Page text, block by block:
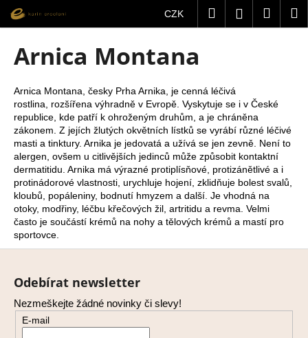
obsah
CZK HledatPřihlášení
Arnica Montana
Arnica Montana, česky Prha Arnika, je cenná léčivá
rostlina, rozšířena výhradně v Evropě. Vyskytuje se i v České
republice, kde patří k ohroženým druhům, a je chráněna
zákonem. Z jejích žlutých okvětních lístků se vyrábí různé léčivé
masti a tinktury. Arnika je jedovatá a užívá se jen zevně. Není to
alergen, ovšem u citlivějších jedinců může způsobit kontaktní
dermatitidu. Arnika má výrazné protiplísňové, protizánětlivé a i
protinádorové vlastnosti, urychluje hojení, zklidňuje bolest svalů,
kloubů, popáleniny, bodnutí hmyzem a další. Je vhodná na
otoky, modřiny, léčbu křečových žil, artritidu a revma. Velmi
často je součástí krémů na nohy a tělových krémů a mastí pro
sportovce.
o
o
p
o
t
ř
e
b
u
j
e
t
e
n
a
Z
Odebírat newsletter
Nezmeškejte žádné novinky či slevy!
E-mail